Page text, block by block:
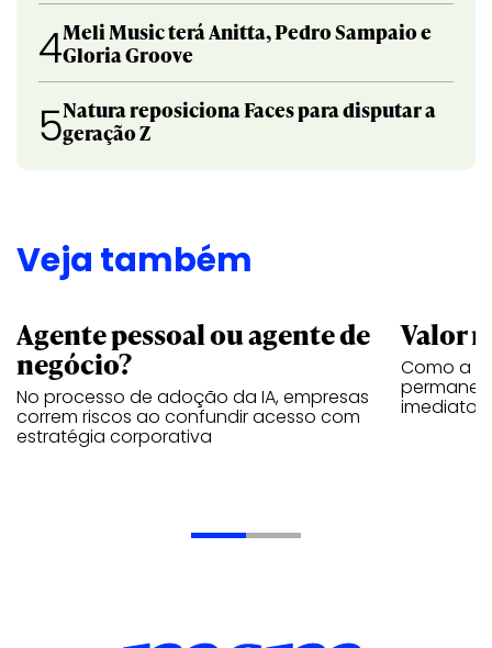
4Meli Music terá Anitta, Pedro Sampaio e
Gloria Groove
5Natura reposiciona Faces para disputar a
geração Z
Veja também
Agente pessoal ou agente de
negócio?
No processo de adoção da IA, empresas
correm riscos ao confundir acesso com
estratégia corporativa
Valor
Como a
imediatos